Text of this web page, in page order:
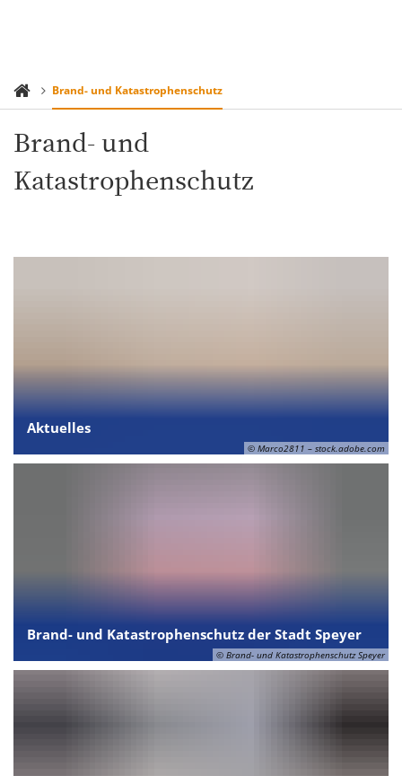
Brand- und Katastrophenschutz
Brand- und
Katastrophenschutz
© Marco2811 – stock.adobe.com
Aktuelles
© Brand- und Katastrophenschutz Speyer
Brand- und Katastrophenschutz der Stadt Speyer